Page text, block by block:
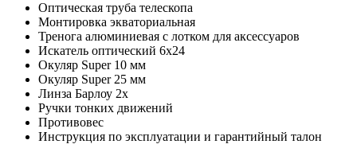
Оптическая труба телескопа
Монтировка экваториальная
Тренога алюминиевая с лотком для аксессуаров
Искатель оптический 6x24
Окуляр Super 10 мм
Окуляр Super 25 мм
Линза Барлоу 2х
Ручки тонких движений
Противовес
Инструкция по эксплуатации и гарантийный талон